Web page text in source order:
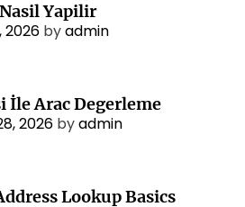
Yapilir
2026 byadmin
İle Arac Degerleme
2026 byadmin
Lookup Basics